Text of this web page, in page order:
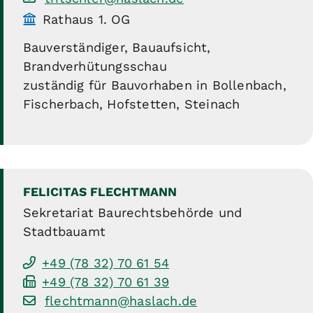
Rathaus 1. OG
Bauverständiger, Bauaufsicht,
Brandverhütungsschau
zuständig für Bauvorhaben in Bollenbach,
Fischerbach, Hofstetten, Steinach
FELICITAS FLECHTMANN
Sekretariat Baurechtsbehörde und
Stadtbauamt
+49 (78 32) 70 61 54
+49 (78 32) 70 61 39
flechtmann@haslach.de